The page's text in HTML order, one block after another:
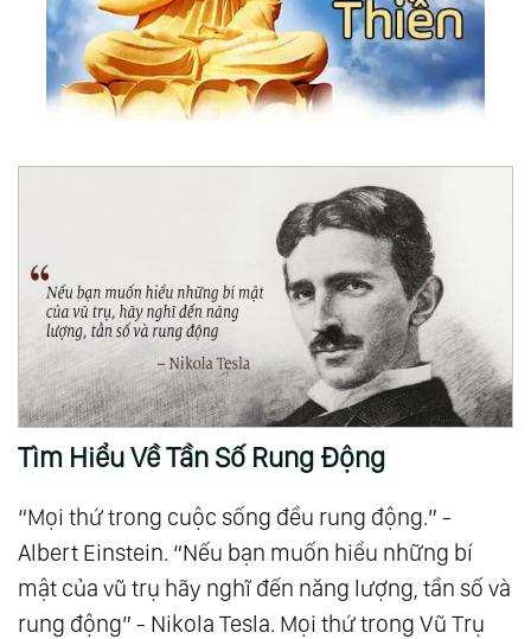
Tìm Hiểu Về Tần Số Rung Động
“Mọi thứ trong cuộc sống đều rung động.” -
Albert Einstein. “Nếu bạn muốn hiểu những bí
mật của vũ trụ hãy nghĩ đến năng lượng, tần số và
rung động” - Nikola Tesla. Mọi thứ trong Vũ Trụ